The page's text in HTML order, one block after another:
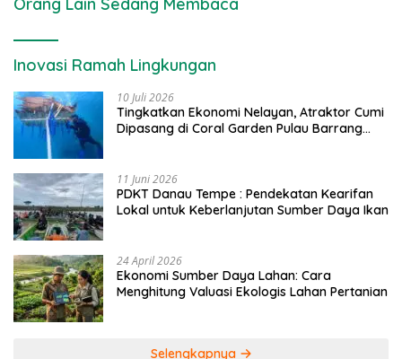
Orang Lain Sedang Membaca
Inovasi Ramah Lingkungan
10 Juli 2026
Tingkatkan Ekonomi Nelayan, Atraktor Cumi
Dipasang di Coral Garden Pulau Barrang
11 Juni 2026
PDKT Danau Tempe : Pendekatan Kearifan
Lokal untuk Keberlanjutan Sumber Daya Ikan
24 April 2026
Ekonomi Sumber Daya Lahan: Cara
Menghitung Valuasi Ekologis Lahan Pertanian
Selengkapnya